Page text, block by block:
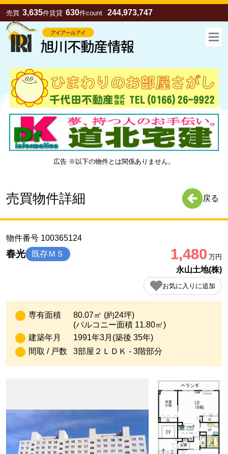
売買 3,635件賃貸 630件count 244,973,747
広告 ※以下の物件とは関係ありません。
売買物件詳細 戻る
物件番号 100365124
春光 既存ＭＳ 1,480 万円
永山土地(株)
お気に入りに追加
専有面積
80.07㎡ (約24坪)
(バルコニー面積 11.80㎡)
建築年月
1991年3月(築後 35年)
間取 / 戸数
3部屋２ＬＤＫ - 3階部分